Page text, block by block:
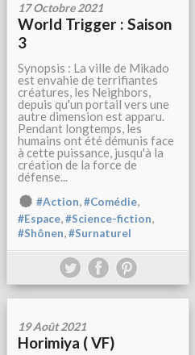
17 Octobre 2021
World Trigger : Saison
3
Synopsis : La ville de Mikado
est envahie de terrifiantes
créatures, les Neighbors,
depuis qu'un portail vers une
autre dimension est apparu.
Pendant longtemps, les
humains ont été démunis face
à cette puissance, jusqu'à la
création de la force de
défense...
#Action,#Comédie,
#Espace,#Science-fiction,
#Shônen,#Surnaturel
19 Août 2021
Horimiya ( VF)